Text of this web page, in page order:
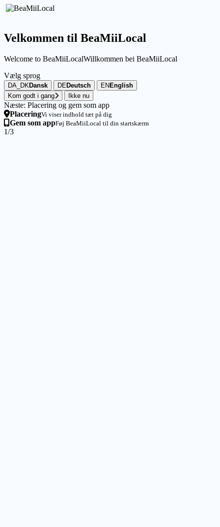
Velkommen til BeaMiiLocal
Welcome to BeaMiiLocalWillkommen bei BeaMiiLocal
Vælg sprog
DA_DK Dansk DE Deutsch EN English
Kom godt i gang
Ikke nu
Næste: Placering og gem som app
PlaceringVi viser indhold tæt på dig
Gem som appFøj BeaMiiLocal til din startskærm
1/3